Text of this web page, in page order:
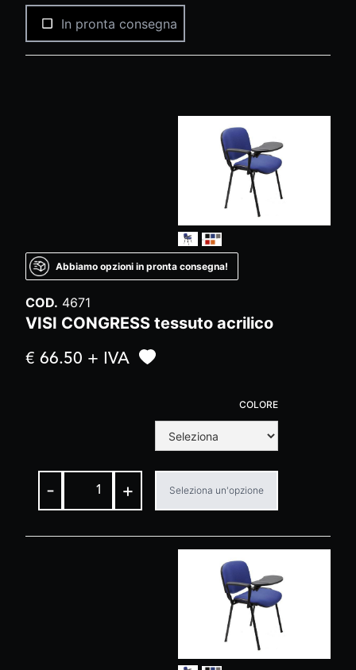
In pronta consegna
Abbiamo opzioni in pronta consegna!
COD. 4671
VISI CONGRESS tessuto acrilico
€ 66.50 + IVA
COLORE
- + Seleziona un'opzione